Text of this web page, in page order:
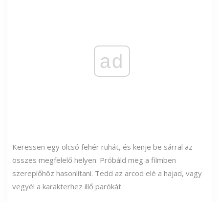
ad
Keressen egy olcsó fehér ruhát, és kenje be sárral az
összes megfelelő helyen. Próbáld meg a filmben
szereplőhöz hasonlítani. Tedd az arcod elé a hajad, vagy
vegyél a karakterhez illő parókát.